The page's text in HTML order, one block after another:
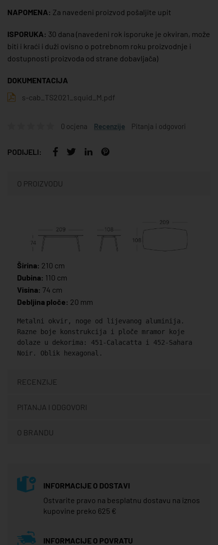
NAPOMENA: Za navedeni proizvod pošaljite upit
ISPORUKA: 30 dana (navedeni rok isporuke je okviran, može
biti i kraći i duži ovisno o potrebnom roku proizvodnje i
dostupnosti proizvoda od strane dobavljača)
DOKUMENTACIJA
s-cab_TS2021_squid_M.pdf
0 ocjena Recenzije Pitanja i odgovori
PODIJELI:
O PROIZVODU
Širina: 210 cm
Dubina: 110 cm
Visina: 74 cm
Debljina ploče: 20 mm
Metalni okvir, noge od lijevanog aluminija.
Razne boje konstrukcija i ploče mramor koje
dolaze u dekorima: 451-Calacatta i 452-Sahara
Noir. Oblik hexagonal.
RECENZIJE
PITANJA I ODGOVORI
O BRANDU
INFORMACIJE O DOSTAVI
Ostvarite pravo na besplatnu dostavu na iznos
kupovine preko 625 €
INFORMACIJE O POVRATU